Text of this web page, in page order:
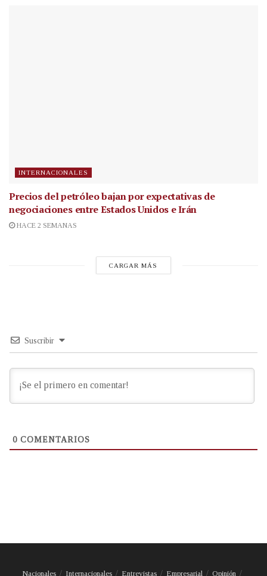
INTERNACIONALES
Precios del petróleo bajan por expectativas de
negociaciones entre Estados Unidos e Irán
HACE 2 SEMANAS
CARGAR MÁS
Suscribir
0 COMENTARIOS
Nacionales Internacionales Entrevistas Empresarial Opinión